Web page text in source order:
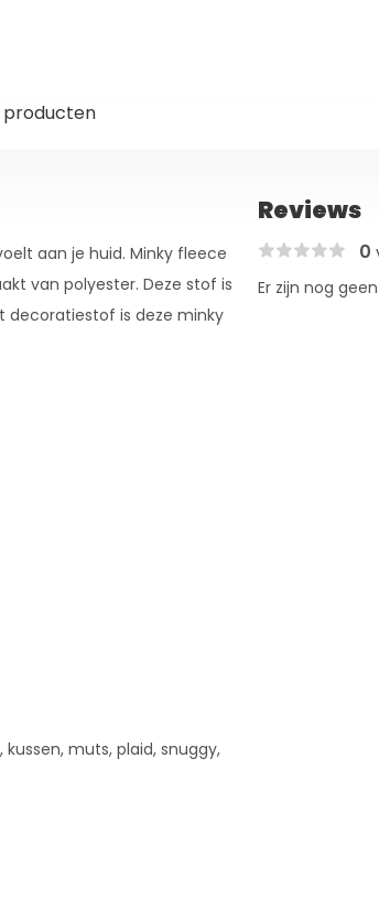
aan je huid. Minky fleece
van polyester. Deze stof is
decoratiestof is deze minky
kussen, muts, plaid, snuggy,
Reviews
0
Er zijn nog